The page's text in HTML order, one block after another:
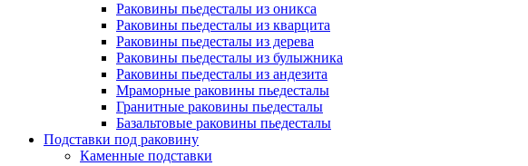
Раковины пьедесталы из оникса
Раковины пьедесталы из кварцита
Раковины пьедесталы из дерева
Раковины пьедесталы из булыжника
Раковины пьедесталы из андезита
Мраморные раковины пьедесталы
Гранитные раковины пьедесталы
Базальтовые раковины пьедесталы
Подставки под раковину
Каменные подставки